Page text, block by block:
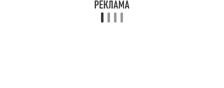
Ленточные фундаменты Плитные фундаменты